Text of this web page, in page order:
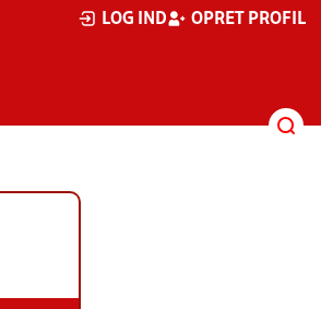
LOG IND OPRET PROFIL